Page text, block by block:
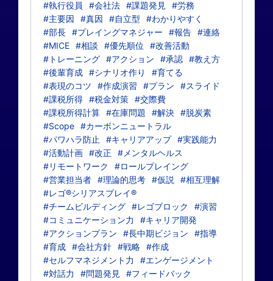
#執行役員 #会社法 #課題発見
#労務
#主要因
#真因 #自立型
#わかりやすく
#部長 #プレイングマネジャー #報告 #連絡
#MICE #相談 #優先順位
#改善活動
#トレーニング #アクション #承認 #教え方
#後輩育成 #シナリオ作り
#育てる
#表現のコツ
#作成演習 #プラン
#スライド
#課税所得 #税金対策 #交際費
#課税所得計算 #在庫問題 #解決 #脱炭素
#Scope #カーボンニュートラル
#パワハラ防止
#キャリアアップ #実践能力
#活動計画 #改正
#メンタルヘルス
#リモートワーク
#ロールプレイング
#営業担当者 #理論的思考 #仮説
#相互理解
#レゴ®シリアスプレイ®
#チームビルディング #レゴブロック
#演習
#コミュニケーション力
#キャリア開発
#アクションプラン
#長中期ビジョン
#指導
#育成 #会社方針 #戦略 #作成
#セルフマネジメント力
#エンゲージメント
#対話力
#問題発見
#フィードバック